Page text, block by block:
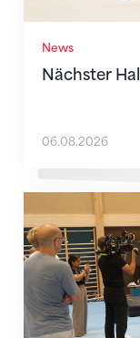
News
Nächster
06.08.2026
Mit klaren